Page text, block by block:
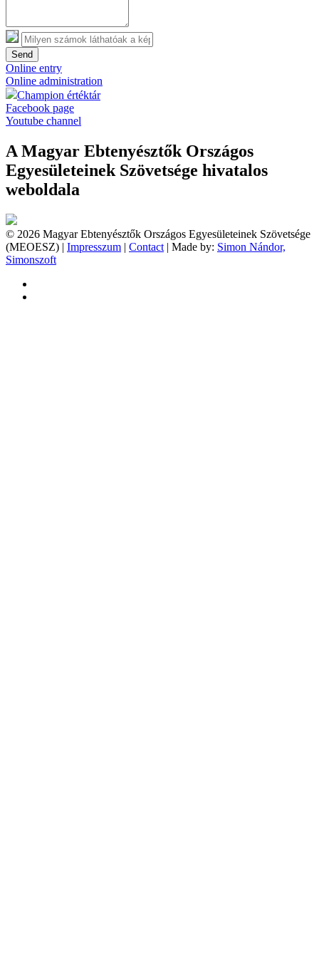
Send
Online entry
Online administration
Champion értéktár
Facebook page
Youtube channel
A Magyar Ebtenyésztők Országos
Egyesületeinek Szövetsége hivatalos
weboldala
© 2026 Magyar Ebtenyésztők Országos Egyesületeinek Szövetsége
(MEOESZ) | Impresszum | Contact | Made by: Simon Nándor,
Simonszoft